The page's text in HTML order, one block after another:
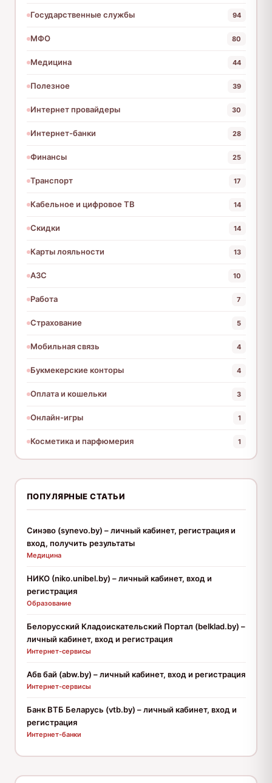
Государственные службы 94
МФО 80
Медицина 44
Полезное 39
Интернет провайдеры 30
Интернет-банки 28
Финансы 25
Транспорт 17
Кабельное и цифровое ТВ 14
Скидки 14
Карты лояльности 13
АЗС 10
Работа 7
Страхование 5
Мобильная связь 4
Букмекерские конторы 4
Оплата и кошельки 3
Онлайн-игры 1
Косметика и парфюмерия 1
ПОПУЛЯРНЫЕ СТАТЬИ
Синэво (synevo.by) – личный кабинет, регистрация и
вход, получить результаты
Медицина
НИКО (niko.unibel.by) – личный кабинет, вход и
регистрация
Образование
Белорусский Кладоискательский Портал (belklad.by) –
личный кабинет, вход и регистрация
Интернет-сервисы
Абв бай (abw.by) – личный кабинет, вход и регистрация
Интернет-сервисы
Банк ВТБ Беларусь (vtb.by) – личный кабинет, вход и
регистрация
Интернет-банки